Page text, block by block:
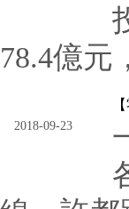
78.4億元
2018-09-23